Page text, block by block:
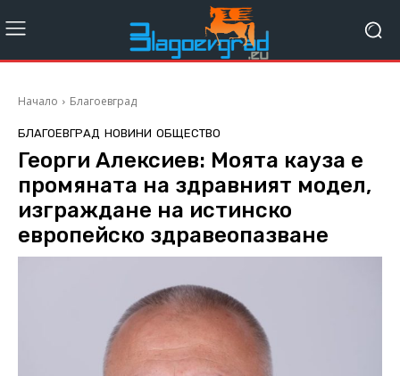
Начало Благоевград
БЛАГОЕВГРАД НОВИНИ ОБЩЕСТВО
Георги Алексиев: Моята кауза е
промяната на здравният модел,
изграждане на истинско
европейско здравеопазване